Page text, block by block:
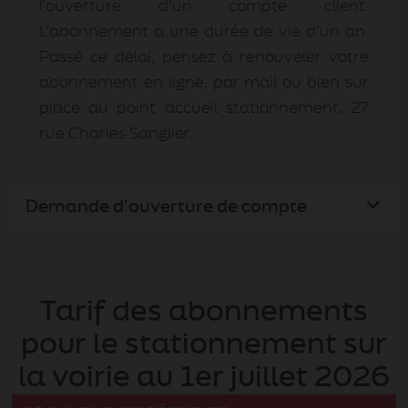
l’ouverture d’un compte client.
L’abonnement a une durée de vie d’un an.
Passé ce délai, pensez à renouveler votre
abonnement en ligne, par mail ou bien sur
place au point accueil stationnement, 27
rue Charles Sanglier.
Demande d'ouverture de compte
Tarif des abonnements
pour le stationnement sur
la voirie au 1er juillet 2026